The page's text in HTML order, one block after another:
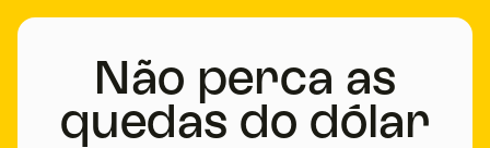
Não perca as
quedas do dólar